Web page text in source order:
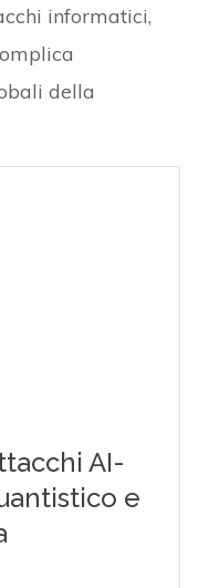
informatici,
della